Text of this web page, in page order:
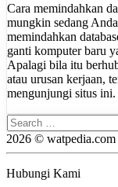
Cara memindahkan
mungkin sedang
memindahkan
ganti komputer baru
Apalagi bila itu
atau urusan kerjaan,
mengunjungi situs
Search
for:
2026 © watpedia.com
Hubungi Kami